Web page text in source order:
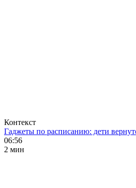
Контекст
Гаджеты по расписанию: дети
06:56
2 мин